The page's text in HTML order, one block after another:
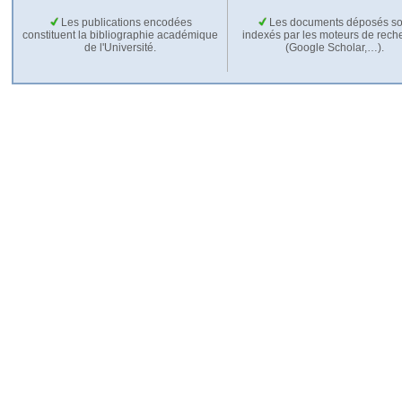
Les publications encodées
constituent la bibliographie académique
de l'Université.
Les documents déposés
indexés par les moteurs de
(Google Scholar,…).